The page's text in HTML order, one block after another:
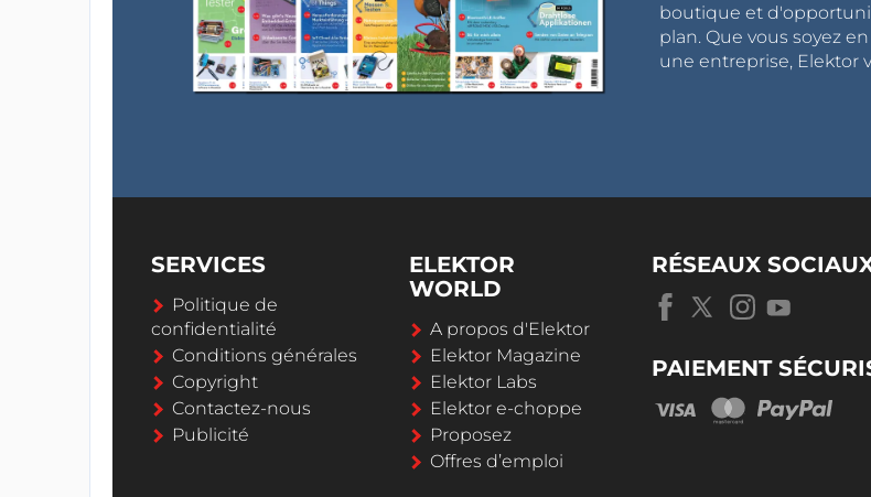
boutique et
plan. Que vous soyez
une entreprise, Elektor
SERVICES
Politique de
confidentialité
Conditions générales
Copyright
Contactez-nous
Publicité
ELEKTOR
WORLD
A propos d'Elektor
Elektor Magazine
Elektor Labs
Elektor e-choppe
Proposez
Offres d’emploi
RÉSEAUX
PAIEMENT